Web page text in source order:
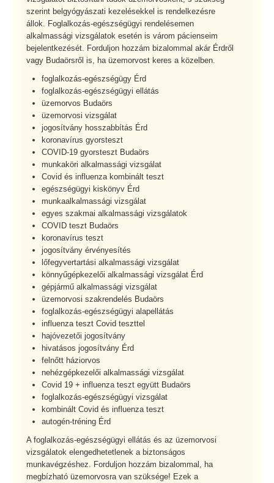
szerint belgyógyászati kezelésekkel is rendelkezésre
állok. Foglalkozás-egészségügyi rendelésemen
alkalmassági vizsgálatok esetén is várom pácienseim
bejelentkezését. Forduljon hozzám bizalommal akár Érdről
vagy Budaörsről is, ha üzemorvost keres a közelben.
foglalkozás-egészségügy Érd
foglalkozás-egészségügyi ellátás
üzemorvos Budaörs
üzemorvosi vizsgálat
jogosítvány hosszabbítás Érd
koronavírus gyorsteszt
COVID-19 gyorsteszt Budaörs
munkaköri alkalmassági vizsgálat
Covid és influenza kombinált teszt
egészségügyi kiskönyv Érd
munkaalkalmassági vizsgálat
egyes szakmai alkalmassági vizsgálatok
COVID teszt Budaörs
koronavírus teszt
jogosítvány érvényesítés
lőfegyvertartási alkalmassági vizsgálat
könnyűgépkezelői alkalmassági vizsgálat Érd
gépjármű alkalmassági vizsgálat
üzemorvosi szakrendelés Budaörs
foglalkozás-egészségügyi alapellátás
influenza teszt Covid teszttel
hajóvezetői jogosítvány
hivatásos jogosítvány Érd
felnőtt háziorvos
nehézgépkezelői alkalmassági vizsgálat
Covid 19 + influenza teszt együtt Budaörs
foglalkozás-egészségügyi vizsgálat
kombinált Covid és influenza teszt
autogén-tréning Érd
A foglalkozás-egészségügyi ellátás és az üzemorvosi
vizsgálatok elengedhetetlenek a biztonságos
munkavégzéshez. Forduljon hozzám bizalommal, ha
megbízható üzemorvosra van szüksége! Ezek a